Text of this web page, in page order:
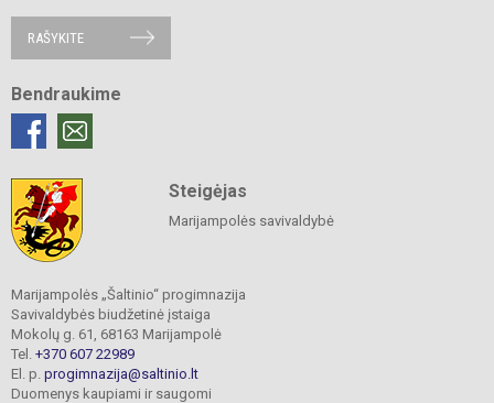
RAŠYKITE
Bendraukime
Steigėjas
Marijampolės savivaldybė
Marijampolės „Šaltinio“ progimnazija
Savivaldybės biudžetinė įstaiga
Mokolų g. 61, 68163 Marijampolė
Tel. +370 607 22989
El. p. progimnazija@saltinio.lt
Duomenys kaupiami ir saugomi